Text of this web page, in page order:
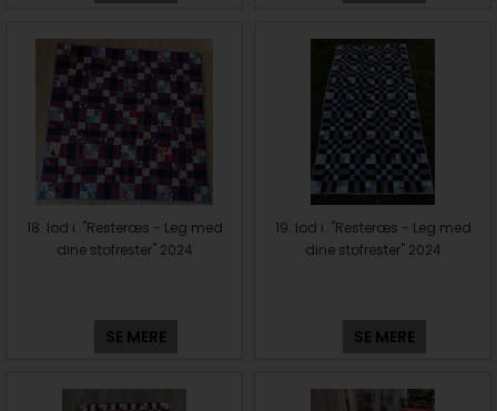
18. lod i "Resteræs - Leg med
dine stofrester" 2024
SE MERE
19. lod i "Resteræs - Leg med
dine stofrester" 2024
SE MERE